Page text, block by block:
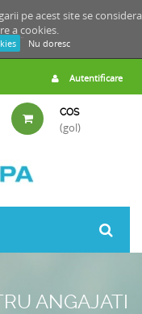
pe acest site se considera
a cookies.
Nu doresc
Autentificare
COS
(gol)
ANGAJATI